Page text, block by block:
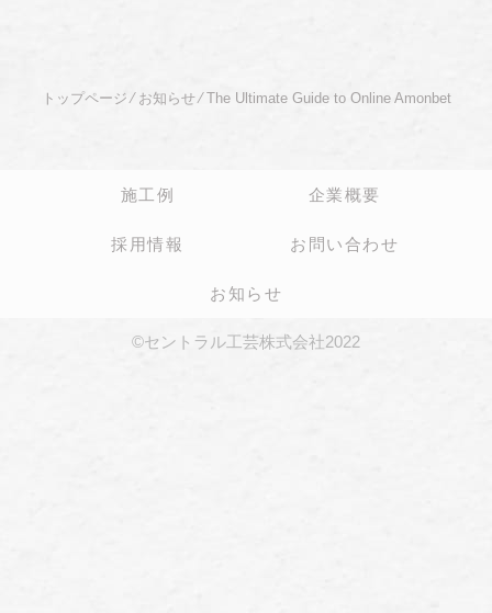
トップページ ⁄ お知らせ⁄The Ultimate Guide to Online Amonbet
施工例 企業概要
採用情報 お問い合わせ
お知らせ
©セントラル工芸株式会社2022